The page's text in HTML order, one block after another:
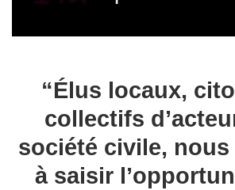
“Élus locaux,
collectifs
société civile,
à saisir